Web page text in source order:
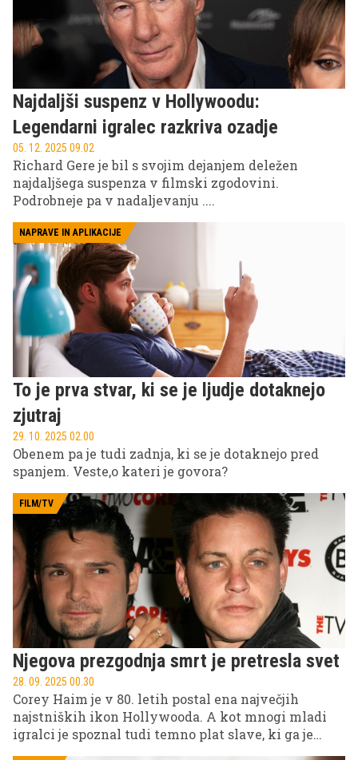
Najdaljši suspenz v Hollywoodu:
Legendarni igralec razkriva ozadje
05. 12. 2025 09.02
Richard Gere je bil s svojim dejanjem deležen
najdaljšega suspenza v filmski zgodovini.
Podrobneje pa v nadaljevanju ....
NAPRAVE IN APLIKACIJE
To je prva stvar, ki se je ljudje dotaknejo
zjutraj
29. 10. 2025 02.00
Obenem pa je tudi zadnja, ki se je dotaknejo pred
spanjem. Veste,o kateri je govora?
FILM/TV
Njegova prezgodnja smrt je pretresla svet
28. 09. 2025 00.30
Corey Haim je v 80. letih postal ena največjih
najstniških ikon Hollywooda. A kot mnogi mladi
igralci je spoznal tudi temno plat slave, ki ga je